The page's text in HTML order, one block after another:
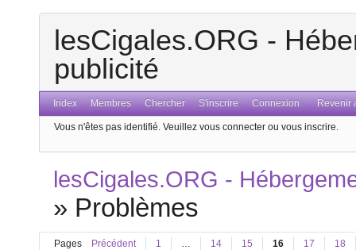
lesCigales.ORG -
publicité
Index Membres Chercher S'inscrire Connexion Revenir
Vous n'êtes pas identifié. Veuillez vous connecter ou vous inscrire.
lesCigales.ORG -
» Problèmes
Pages Précédent 1 14 15 16 17 18